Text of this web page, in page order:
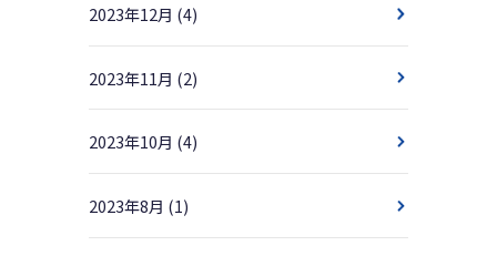
2023年12月 (4)
2023年11月 (2)
2023年10月 (4)
2023年8月 (1)